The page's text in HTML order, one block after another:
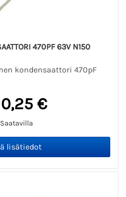
470PF 63V N150
kondensaattori 470pF
0,25 €